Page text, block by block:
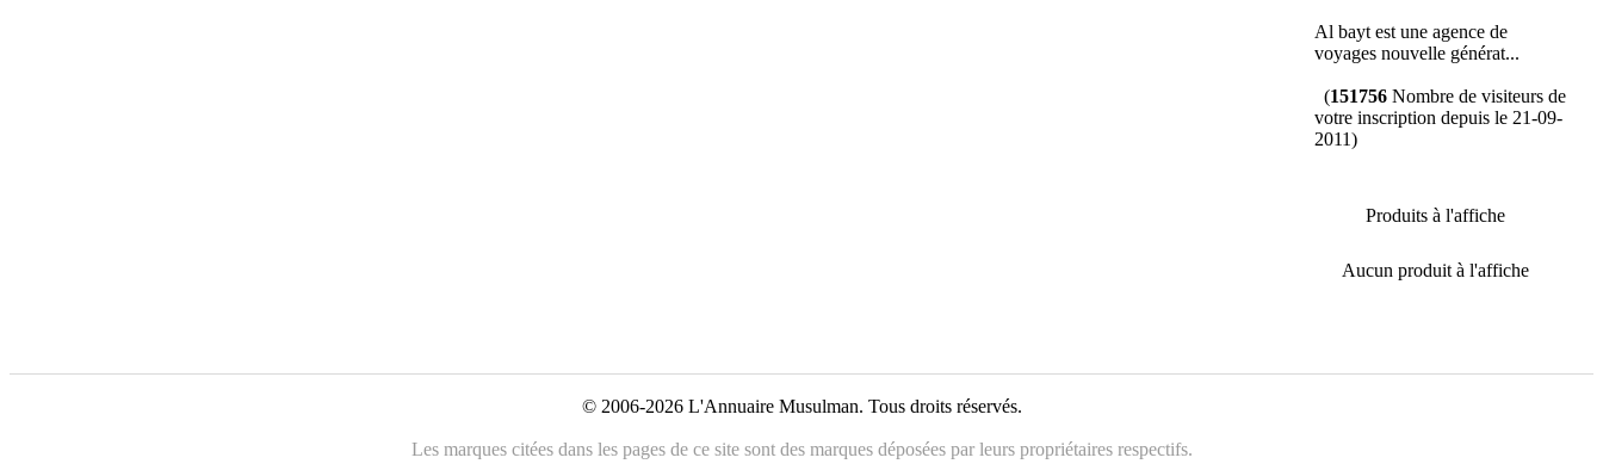
Al bayt est une agence de
voyages nouvelle générat...
(151756Nombre de visiteurs de
votre inscription depuis le 21-09-
2011)
Produits à l'affiche
Aucun produit à l'affiche
© 2006-2026 L'Annuaire Musulman. Tous droits réservés.
Les marques citées dans les pages de ce site sont des marques déposées par leurs propriétaires respectifs.